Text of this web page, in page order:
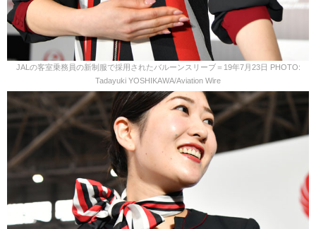
JALの客室乗務員の新制服で採用されたバルーンスリーブ＝19年7月23日 PHOTO:
Tadayuki YOSHIKAWA/Aviation Wire